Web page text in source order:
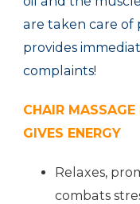
are taken care of
provides
complaints!
CHAIR MASSAGE
GIVES ENERGY
Relaxes,
combats